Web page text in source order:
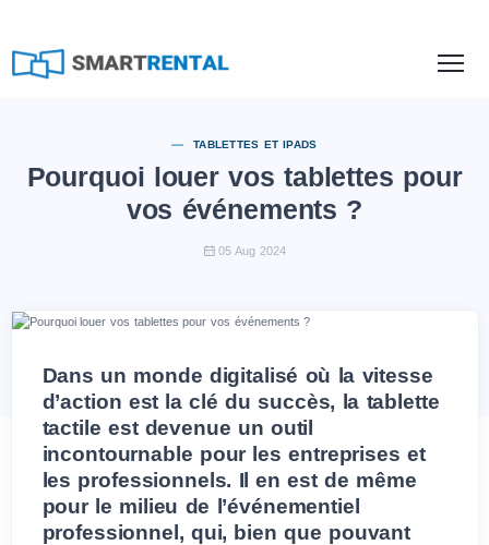
TABLETTES ET IPADS
Pourquoi louer vos tablettes pour
vos événements ?
05 Aug 2024
Dans un monde digitalisé où la vitesse
d’action est la clé du succès, la tablette
tactile est devenue un outil
incontournable pour les entreprises et
les professionnels. Il en est de même
pour le milieu de l’événementiel
professionnel, qui, bien que pouvant